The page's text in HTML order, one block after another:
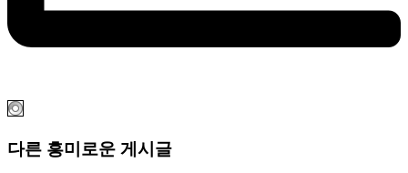
다른 흥미로운 게시글